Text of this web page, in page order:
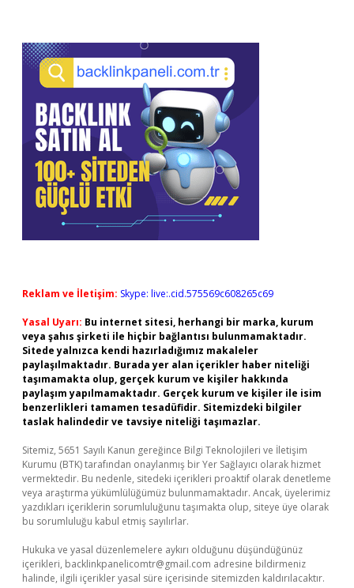
Reklam ve İletişim: Skype: live:.cid.575569c608265c69
Yasal Uyarı: Bu internet sitesi, herhangi bir marka, kurum
veya şahıs şirketi ile hiçbir bağlantısı bulunmamaktadır.
Sitede yalnızca kendi hazırladığımız makaleler
paylaşılmaktadır. Burada yer alan içerikler haber niteliği
taşımamakta olup, gerçek kurum ve kişiler hakkında
paylaşım yapılmamaktadır. Gerçek kurum ve kişiler ile isim
benzerlikleri tamamen tesadüfidir. Sitemizdeki bilgiler
taslak halindedir ve tavsiye niteliği taşımazlar.
Sitemiz, 5651 Sayılı Kanun gereğince Bilgi Teknolojileri ve İletişim
Kurumu (BTK) tarafından onaylanmış bir Yer Sağlayıcı olarak hizmet
vermektedir. Bu nedenle, sitedeki içerikleri proaktif olarak denetleme
veya araştırma yükümlülüğümüz bulunmamaktadır. Ancak, üyelerimiz
yazdıkları içeriklerin sorumluluğunu taşımakta olup, siteye üye olarak
bu sorumluluğu kabul etmiş sayılırlar.
Hukuka ve yasal düzenlemelere aykırı olduğunu düşündüğünüz
içerikleri, backlinkpanelicomtr@gmail.com adresine bildirmeniz
halinde, ilgili içerikler yasal süre içerisinde sitemizden kaldırılacaktır.